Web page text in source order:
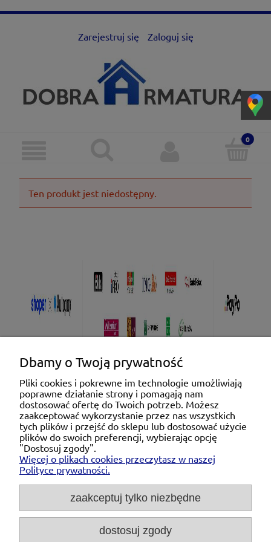
Zarejestruj się Zaloguj się
Ten produkt jest niedostępny.
Pomoc
Moje konto
Płatności i dostawa
O nas
Michał Niedźwiecki Dobra Armatura, ul. Krakowska
Dbamy o Twoją prywatność
Pliki cookies i pokrewne im technologie umożliwiają
poprawne działanie strony i pomagają nam
dostosować ofertę do Twoich potrzeb. Możesz
zaakceptować wykorzystanie przez nas wszystkich
tych plików i przejść do sklepu lub dostosować użycie
plików do swoich preferencji, wybierając opcję
"Dostosuj zgody".
Więcej o plikach cookies przeczytasz w naszej
Polityce prywatności.
zaakceptuj tylko niezbędne
dostosuj zgody